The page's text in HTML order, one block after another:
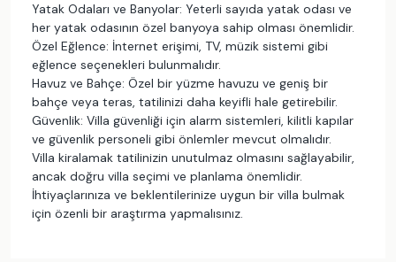
Yatak Odaları ve Banyolar: Yeterli sayıda yatak odası ve
her yatak odasının özel banyoya sahip olması önemlidir.
Özel Eğlence: İnternet erişimi, TV, müzik sistemi gibi
eğlence seçenekleri bulunmalıdır.
Havuz ve Bahçe: Özel bir yüzme havuzu ve geniş bir
bahçe veya teras, tatilinizi daha keyifli hale getirebilir.
Güvenlik: Villa güvenliği için alarm sistemleri, kilitli kapılar
ve güvenlik personeli gibi önlemler mevcut olmalıdır.
Villa kiralamak tatilinizin unutulmaz olmasını sağlayabilir,
ancak doğru villa seçimi ve planlama önemlidir.
İhtiyaçlarınıza ve beklentilerinize uygun bir villa bulmak
için özenli bir araştırma yapmalısınız.